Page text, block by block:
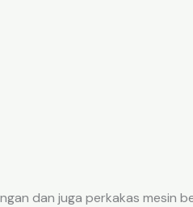
dan juga perkakas mesin